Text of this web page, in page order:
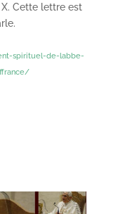
Cette lettre est
spirituel-de-labbe-